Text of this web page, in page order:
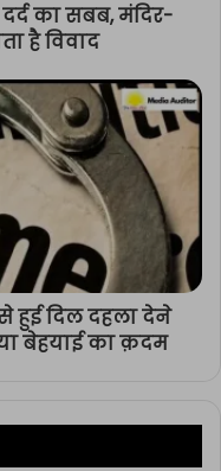
का सबब, मंदिर-
है विवाद
हुई दिल दहला देने
बेहयाई का क़दम